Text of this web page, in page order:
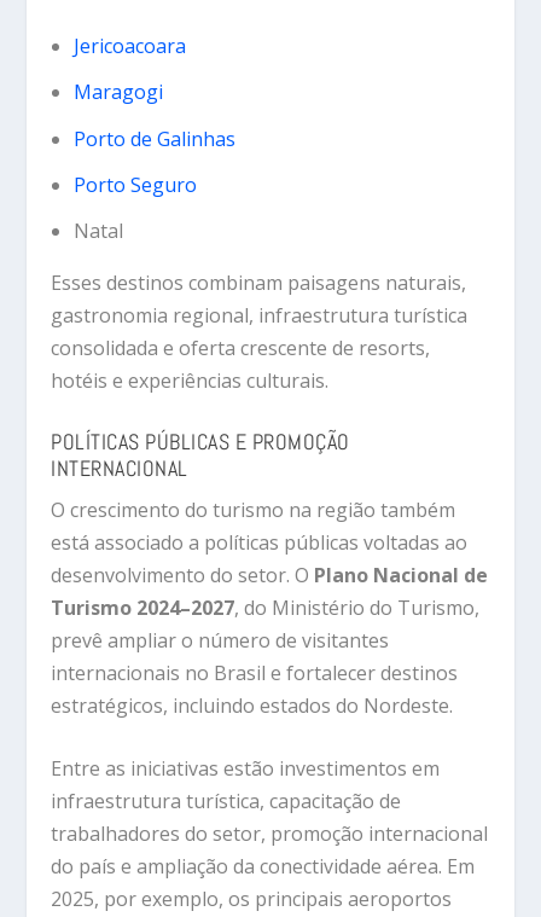
Jericoacoara
Maragogi
Porto de Galinhas
Porto Seguro
Natal
Essesdestinoscombinam paisagens naturais,
gastronomia regional, infraestruturaturística
consolidadaeofertacrescentede resorts,
hotéiseexperiênciasculturais.
POLÍTICAS PÚBLICAS E PROMOÇÃO
INTERNACIONAL
Ocrescimentodoturismo na regiãotambém
estáassociadoa políticas públicasvoltadasao
desenvolvimentodosetor.O Plano Nacional de
Turismo 2024–2027,do Ministériodo Turismo,
prevêampliaro númerodevisitantes
internacionais no Brasilefortalecerdestinos
estratégicos, incluindoestadosdo Nordeste.
Entreas iniciativasestão investimentosem
infraestruturaturística,capacitaçãode
trabalhadoresdosetor, promoção internacional
do paíseampliaçãodaconectividadeaérea. Em
2025, porexemplo,os principaisaeroportos